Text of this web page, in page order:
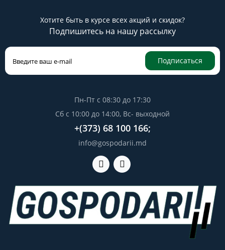
Хотите быть в курсе всех акций и скидок?
Подпишитесь на нашу рассылку
Подписаться
Пн-Пт с 08:30 до 17:30
Сб с 10:00 до 14:00, Вс- выходной
+(373) 68 100 166;
info@gospodarii.md